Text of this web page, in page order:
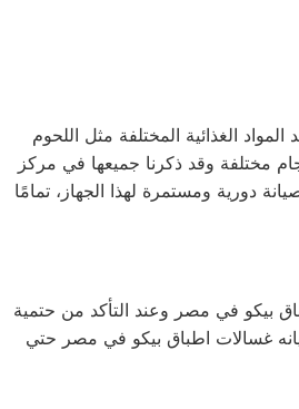
الغذائية المختلفة مثل اللحوم
مختلفة وقد ذكرنا جميعها في مركز
دورية ومستمرة لهذا الجهاز، تمامًا
بيكو في مصر وعند التأكد من حتمية
غسالات اطباق بيكو في مصر حتي